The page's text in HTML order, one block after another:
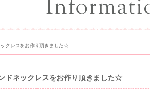
クレスをお作り頂きました☆
ドネックレスをお作り頂きました☆